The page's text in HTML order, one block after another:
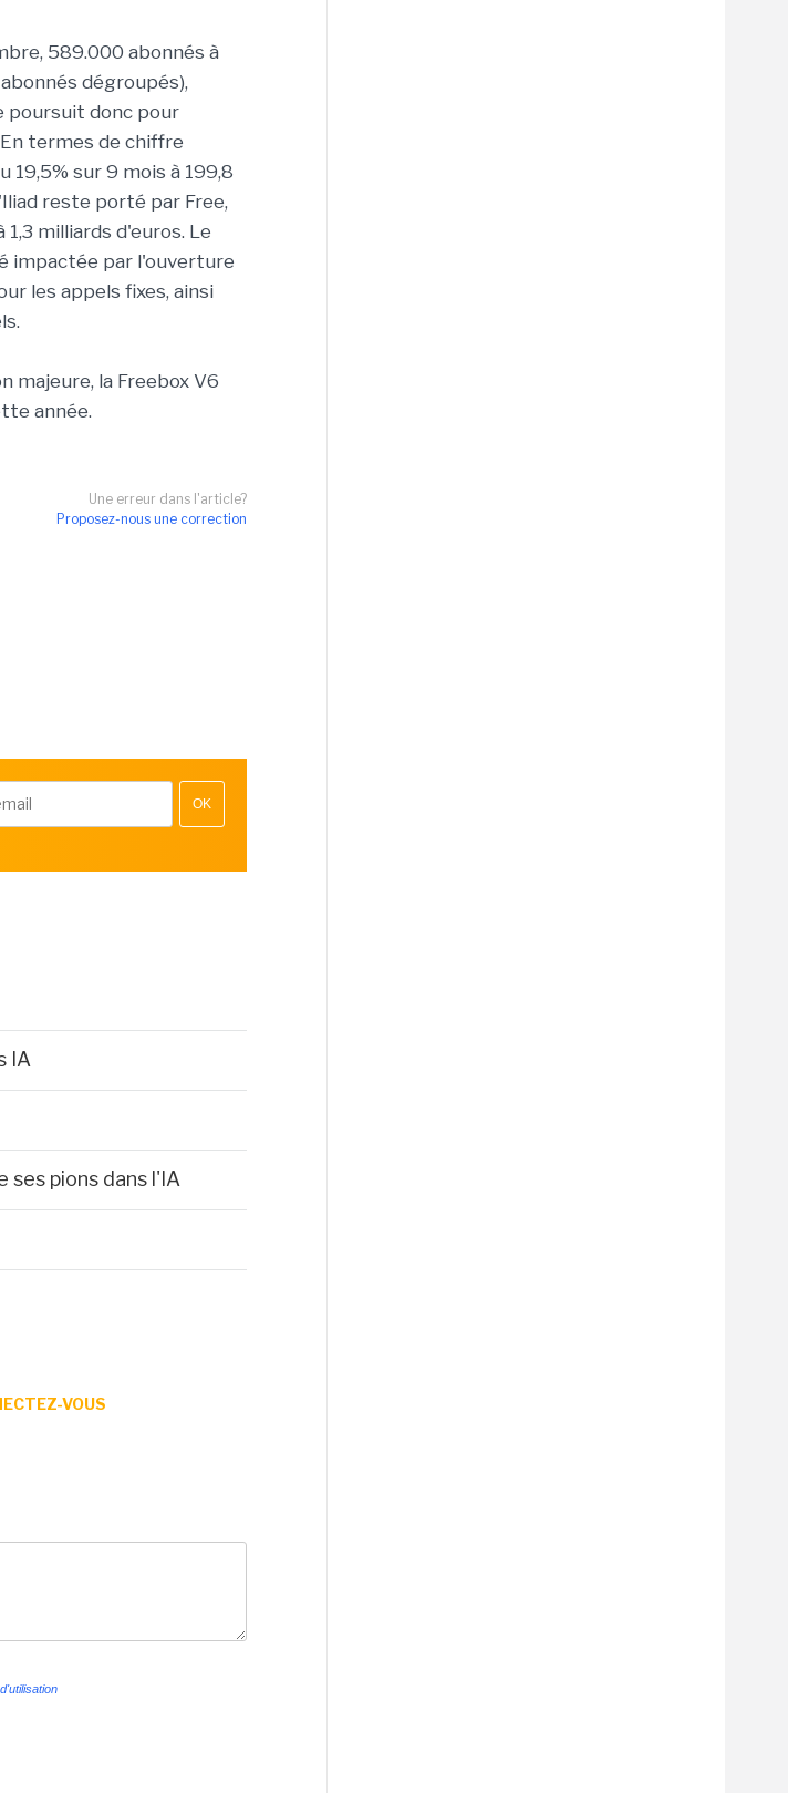
589.000 abonnés à
dégroupés),
poursuit donc pour
termes de chiffre
19,5% sur 9 mois à 199,8
reste porté par Free,
milliards d'euros. Le
impactée par l'ouverture
les appels fixes, ainsi
majeure, la Freebox V6
année.
Une erreur dans l'article?
Proposez-nous une correction
OK
IA
ses pions dans l'IA
VOUS